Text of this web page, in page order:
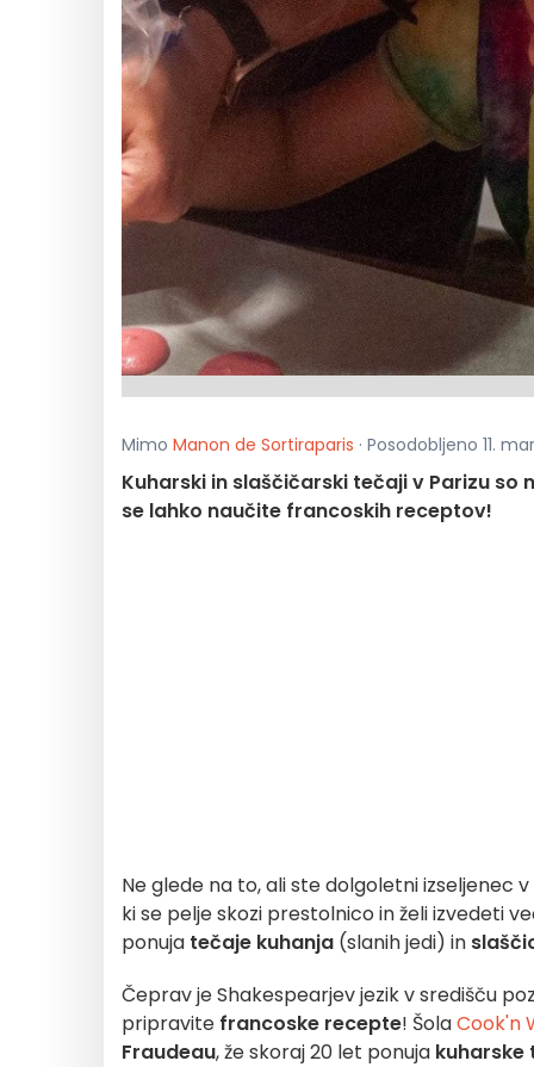
Mimo Manon de Sortiraparis · Posodobljeno 11.
Kuharski in slaščičarski tečaji v Parizu
se lahko naučite francoskih receptov!
Ne glede na to, ali ste dolgoletni izseljenec
ki se pelje skozi prestolnico in želi izvedeti
ponuja tečaje kuhanja (slanih jedi) in
Čeprav je Shakespearjev jezik v središču
pripravite francoske recepte! ŠolaCook'n
Fraudeau, že skoraj 20 let ponuja kuharske